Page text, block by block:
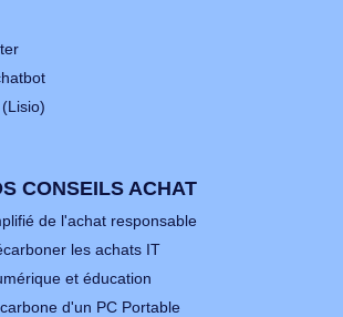
CONSEILS ACHAT
de l'achat responsable
les achats IT
et éducation
d'un PC Portable